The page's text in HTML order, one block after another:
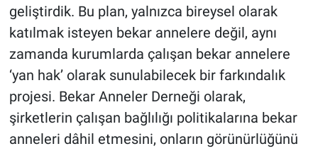
geliştirdik. Bu plan, yalnızca bireysel olarak
katılmak isteyen bekar annelere değil, aynı
zamanda kurumlarda çalışan bekar annelere
‘yan hak’ olarak sunulabilecek bir farkındalık
projesi. Bekar Anneler Derneği olarak,
şirketlerin çalışan bağlılığı politikalarına bekar
anneleri dâhil etmesini, onların görünürlüğünü